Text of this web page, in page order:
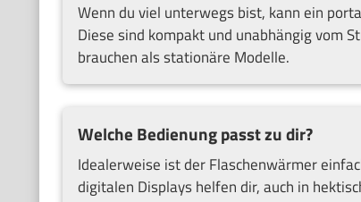
Wenn du viel unterwegs bist, kann ein
Diese sind kompakt und unabhängig vom
brauchen als stationäre Modelle.
Welche Bedienung passt zu dir?
Idealerweise ist der Flaschenwärmer
digitalen Displays helfen dir, auch in